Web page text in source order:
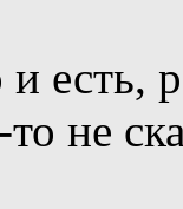
есть,
не